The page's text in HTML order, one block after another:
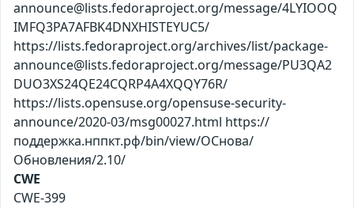
announce@lists.fedoraproject.org/message/4LYIOOQ
IMFQ3PA7AFBK4DNXHISTEYUC5/
https://lists.fedoraproject.org/archives/list/package-
announce@lists.fedoraproject.org/message/PU3QA2
DUO3XS24QE24CQRP4A4XQQY76R/
https://lists.opensuse.org/opensuse-security-
announce/2020-03/msg00027.html https://
поддержка.нппкт.рф/bin/view/ОСнова/
Обновления/2.10/
CWE
CWE-399